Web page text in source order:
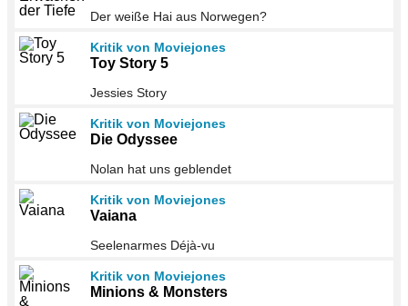
Der weiße Hai aus Norwegen?
Kritik von Moviejones
Toy Story 5
Jessies Story
Kritik von Moviejones
Die Odyssee
Nolan hat uns geblendet
Kritik von Moviejones
Vaiana
Seelenarmes Déjà-vu
Kritik von Moviejones
Minions & Monsters